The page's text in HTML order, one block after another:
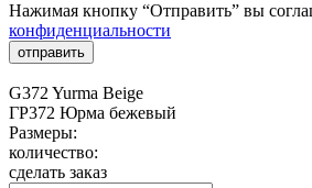
Нажимая кнопку “Отправить” вы
конфиденциальности
отправить
G372 Yurma Beige
ГР372 Юрма бежевый
Размеры:
количество:
сделать заказ